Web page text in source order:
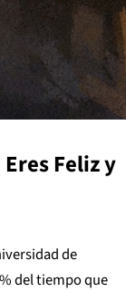
Feliz y
de
del tiempo que